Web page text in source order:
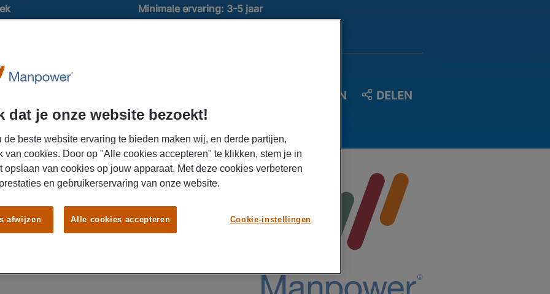
Minimale ervaring: 3-5 jaar
OPSLAAN DELEN
leidinggevende en toe aan een volgende
Voor meerdere opdrachtgevers zoekt Manpower
diverse leidinggevende functies met een
maand en goede voorwaarden. Solliciteer
dat je onze website bezoekt!
de beste website ervaring te bieden maken wij, en derde partijen,
van cookies. Door op "Alle cookies accepteren" te klikken, stem je in
opslaan van cookies op jouw apparaat. Met deze cookies verbeteren
en gebruikerservaring van onze website.
Cookie-instellingen
afwijzen Alle cookies accepteren